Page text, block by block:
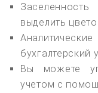
выделить
бухгалтерский
Вы можете
учетом с